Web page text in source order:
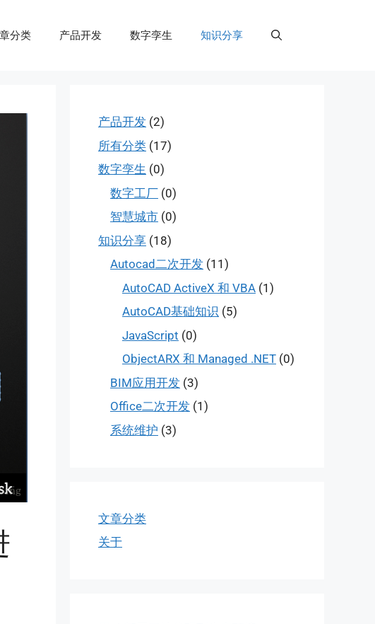
分类 产品开发 数字孪生 知识分享
产品开发 (2)
所有分类 (17)
数字孪生 (0)
数字工厂 (0)
智慧城市 (0)
知识分享 (18)
Autocad二次开发 (11)
AutoCAD ActiveX 和 VBA (1)
AutoCAD基础知识 (5)
JavaScript (0)
ObjectARX 和 Managed .NET (0)
BIM应用开发 (3)
Office二次开发 (1)
系统维护 (3)
文章分类
关于